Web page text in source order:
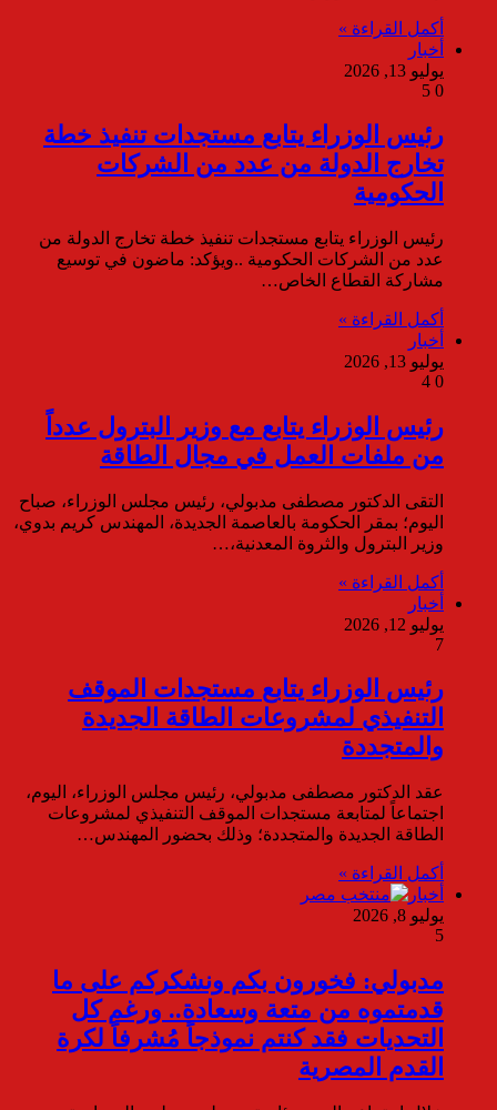
أكمل القراءة »
أخبار
يوليو 13, 2026
0
رئيس الوزراء يتابع مستجدات تنفيذ خطة
تخارج الدولة من عدد من الشركات
الحكومية
رئيس الوزراء يتابع مستجدات تنفيذ خطة تخارج الدولة من
عدد من الشركات الحكومية ..ويؤكد: ماضون في توسيع
مشاركة القطاع الخاص…
أكمل القراءة »
أخبار
يوليو 13, 2026
0
رئيس الوزراء يتابع مع وزير البترول عدداً
من ملفات العمل في مجال الطاقة
التقى الدكتور مصطفى مدبولي، رئيس مجلس الوزراء، صباح
اليوم؛ بمقر الحكومة بالعاصمة الجديدة، المهندس كريم بدوي،
وزير البترول والثروة المعدنية،…
أكمل القراءة »
أخبار
يوليو 12, 2026
7
رئيس الوزراء يتابع مستجدات الموقف
التنفيذي لمشروعات الطاقة الجديدة
والمتجددة
عقد الدكتور مصطفى مدبولي، رئيس مجلس الوزراء، اليوم،
اجتماعاً لمتابعة مستجدات الموقف التنفيذي لمشروعات
الطاقة الجديدة والمتجددة؛ وذلك بحضور المهندس…
أكمل القراءة »
أخبار
يوليو 8, 2026
5
مدبولي: فخورون بكم ونشكركم على ما
قدمتموه من متعة وسعادة.. ورغم كل
التحديات فقد كنتم نموذجاً مُشرفاً لكرة
القدم المصرية